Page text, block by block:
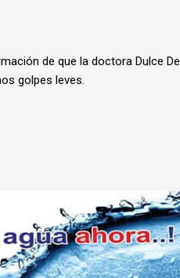
de que la doctora Dulce De
golpes leves.